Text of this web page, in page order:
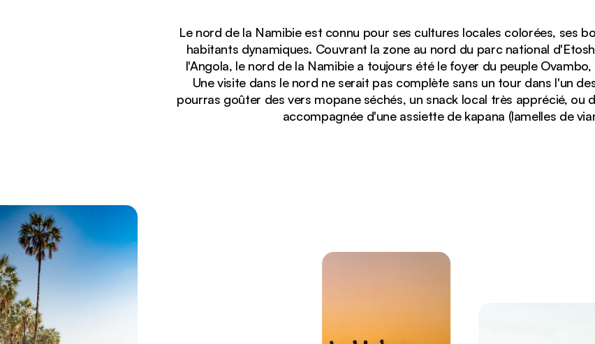
Un troupeau d'éléphants traverse tranquillement une rivière dans le nord de la Namibie, avec des
Le nord de la Namibie est connu pour ses cultures locales colorées, ses
habitants dynamiques. Couvrant la zone au nord du parc national
l'Angola, le nord de la Namibie a toujours été le foyer du peuple
Une visite dans le nord ne serait pas complète sans un tour dans l'un
pourras goûter des vers mopane séchés, un snack local très apprécié, ou
accompagnée d'une assiette de kapana (lamelles de